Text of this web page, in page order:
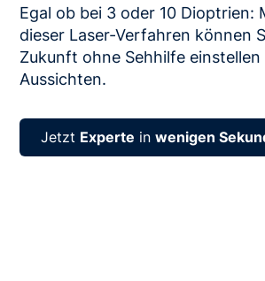
Egal ob bei 3 oder 10 Dioptrien:
dieser Laser-Verfahren können
Zukunft ohne Sehhilfe
Aussichten.
Jetzt Experte inwenigen